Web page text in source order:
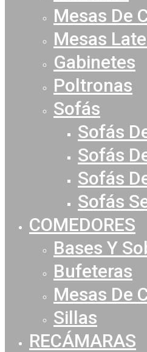
Mesas De
Mesas
Gabinetes
Poltronas
Sofás
Sofás
Sofás
Sofás
Sofás
COMEDORES
Bases Y
Bufeteras
Mesas De
Sillas
RECÁMARAS